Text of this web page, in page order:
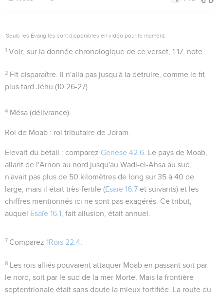
Seuls les Évangiles sont disponibles en vidéo pour le moment.
1 Voir, sur la donnée chronologique de ce verset,1.17 , note.
2 Fit disparaître . Il n'alla pas jusqu'à la détruire, comme le fit
plus tard Jéhu (10.26-27).
4 Mésa (délivrance).
Roi de Moab : roi tributaire de Joram.
Elevait du bétail : comparez Genèse 42.6 . Le pays de Moab,
allant de l'Arnon au nord jusqu'au Wadi-el-Ahsa au sud,
n'avait pas plus de 50 kilomètres de long sur 35 à 40 de
large, mais il était très-fertile (Esaïe 16.7 et suivants) et les
chiffres mentionnés ici ne sont pas exagérés. Ce tribut,
auquel Esaïe 16.1 , fait allusion, était annuel.
7 Comparez1Rois 22.4
8 Les rois alliés pouvaient attaquer Moab en passant soit par
le nord, soit par le sud de la mer Morte. Mais la frontière
septentrionale était sans doute la mieux fortifiée. La route du